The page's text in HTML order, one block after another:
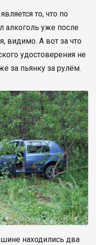
то, что по
алкоголь уже после
видимо. А вот за что
удостоверения не
за пьянку за рулём.
находились два